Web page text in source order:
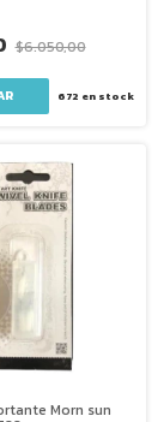
$6.050,00
672 en stock
Morn sun